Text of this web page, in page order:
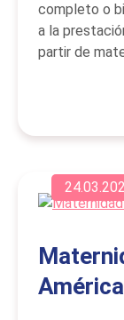
completo o
a la
partir de